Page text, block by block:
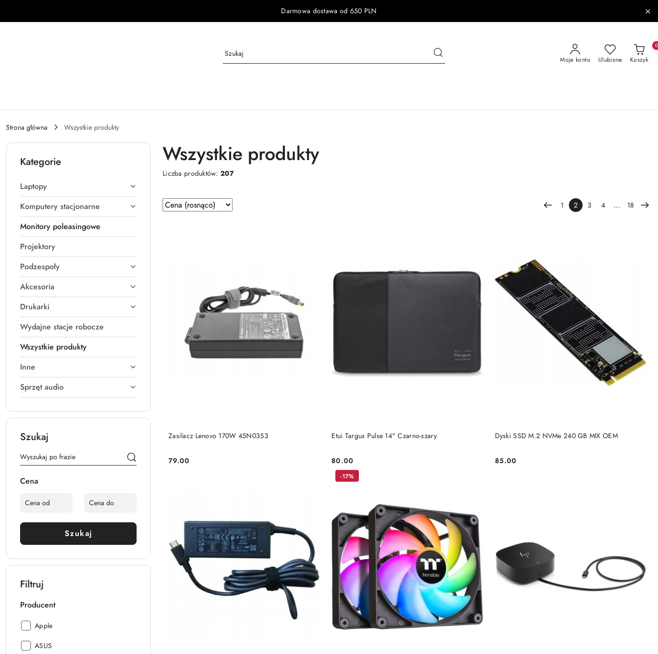
Darmowa dostawa od 650 PLN
Moje konto Ulubione Koszyk
0
Strona główna Wszystkie produkty
Kategorie
Laptopy
Komputery stacjonarne
Monitory poleasingowe
Projektory
Podzespoły
Akcesoria
Drukarki
Wydajne stacje robocze
Wszystkie produkty
Inne
Sprzęt audio
Szukaj
Cena
Szukaj
Filtruj
Producent
Producent:
Apple
Producent:
ASUS
Wszystkie produkty
Liczba produktów:207
Zastosowano sortowanie: Cena (rosnąco).
Sortuj
według
1 2 3 4 ... 18
Zasilacz Lenovo 170W 45N0353
Cena:
79.00
DO KOSZYKA Etui Targus Pulse 14" Czarno-szary
Cena:
80.00
DO KOSZYKA Dyski SSD M.2 NVMe 240 GB MIX OEM
Cena:
85.00
DO KOSZYKA
-17%